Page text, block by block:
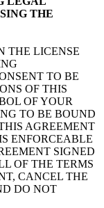
THE
THE LICENSE
TO BE
OF THIS
OF YOUR
TO BE BOUND
AGREEMENT
ENFORCEABLE
SIGNED
OF THE TERMS
CANCEL THE
DO NOT